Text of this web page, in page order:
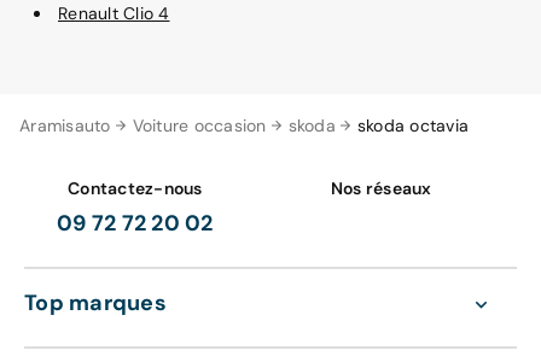
Aramisauto Voiture occasion skoda skoda octavia
Renault Clio 4
Contactez-nous
09 72 72 20 02
Nos réseaux
Top marques